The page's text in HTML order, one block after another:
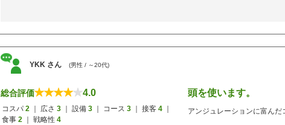
YKK さん (男性 / ～20代)
総合評価 4.0
コスパ 2 ｜ 広さ 3 ｜ 設備 3 ｜ コース 3 ｜ 接客 4
食事 2 ｜ 戦略性 4
頭を使います。
アンジュレーションに富んだ